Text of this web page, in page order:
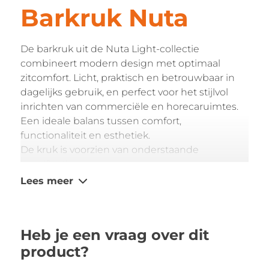
Barkruk Nuta
De barkruk uit de Nuta Light-collectie
combineert modern design met optimaal
zitcomfort. Licht, praktisch en betrouwbaar in
dagelijks gebruik, en perfect voor het stijlvol
inrichten van commerciële en horecaruimtes.
Een ideale balans tussen comfort,
functionaliteit en esthetiek.
De kruk is voorzien van onderstaande
Frame: zwart, zand, goud, grijs
Lees meer
Heb je een vraag over dit
product?